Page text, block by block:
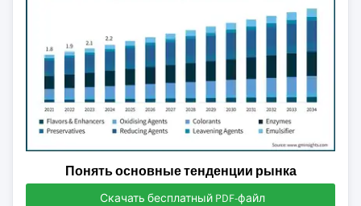
Понять основные тенденции рынка
Скачать бесплатный PDF-файл